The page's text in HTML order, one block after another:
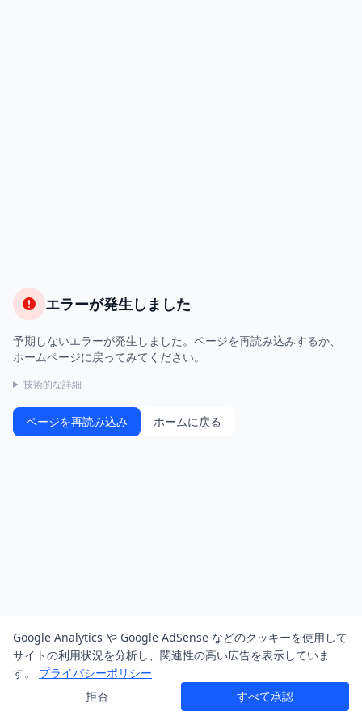
エラーが発生しました
予期しないエラーが発生しました。ページを再読み込みするか、
ホームページに戻ってみてください。
技術的な詳細
ページを再読み込み ホームに戻る
Google Analytics や Google AdSense などのクッキーを使用して
サイトの利用状況を分析し、関連性の高い広告を表示していま
す。
プライバシーポリシー
拒否
すべて承認